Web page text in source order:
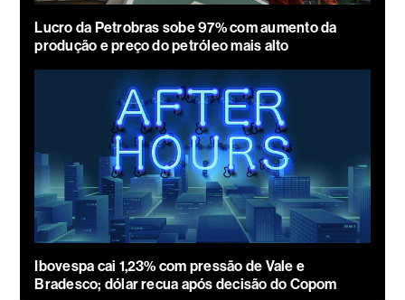
Lucro da Petrobras sobe 97% com aumento da
produção e preço do petróleo mais alto
Ibovespa cai 1,23% com pressão de Vale e
Bradesco; dólar recua após decisão do Copom